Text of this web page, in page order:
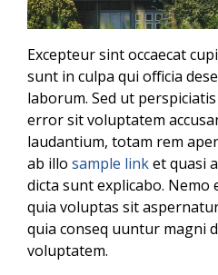
Excepteur sint occaecat
sunt in culpa qui officia
laborum. Sed ut
error sit voluptatem
laudantium, totam rem
ab illo sample linket quasi
dicta sunt explicabo.
quia voluptas sit
quia conseq uuntur magni
voluptatem.